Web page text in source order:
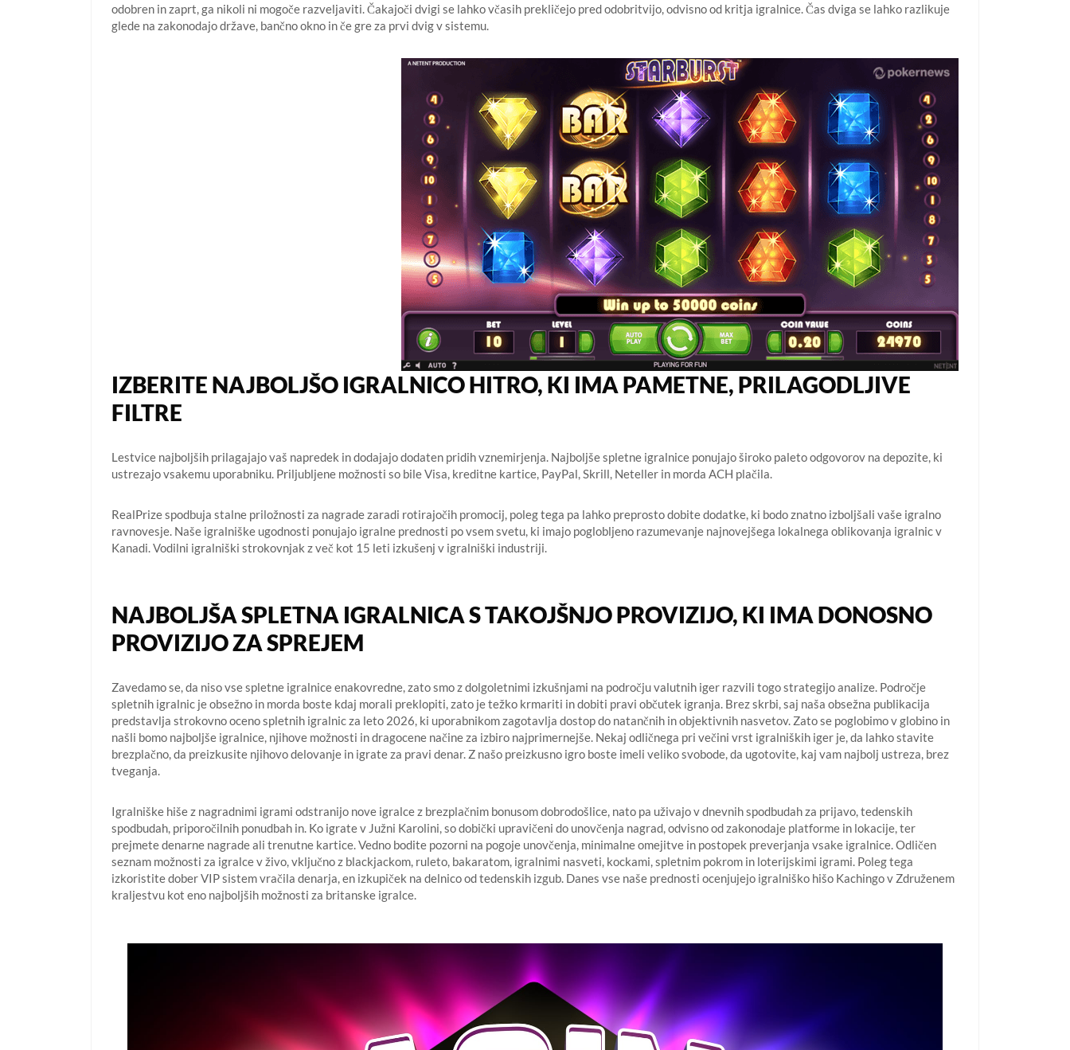
odobren in zaprt, ga nikoli ni mogoče razveljaviti. Čakajoči dvigi se lahko včasih prekličejo pred odobritvijo, odvisno od kritja igralnice. Čas dviga se lahko razlikuje
glede na zakonodajo države, bančno okno in če gre za prvi dvig v sistemu.
IZBERITE NAJBOLJŠO IGRALNICO HITRO, KI IMA PAMETNE, PRILAGODLJIVE
FILTRE
Lestvice najboljših prilagajajo vaš napredek in dodajajo dodaten pridih vznemirjenja. Najboljše spletne igralnice ponujajo široko paleto odgovorov na depozite, ki
ustrezajo vsakemu uporabniku. Priljubljene možnosti so bile Visa, kreditne kartice, PayPal, Skrill, Neteller in morda ACH plačila.
RealPrize spodbuja stalne priložnosti za nagrade zaradi rotirajočih promocij, poleg tega pa lahko preprosto dobite dodatke, ki bodo znatno izboljšali vaše igralno
ravnovesje. Naše igralniške ugodnosti ponujajo igralne prednosti po vsem svetu, ki imajo poglobljeno razumevanje najnovejšega lokalnega oblikovanja igralnic v
Kanadi. Vodilni igralniški strokovnjak z več kot 15 leti izkušenj v igralniški industriji.
NAJBOLJŠA SPLETNA IGRALNICA S TAKOJŠNJO PROVIZIJO, KI IMA DONOSNO
PROVIZIJO ZA SPREJEM
Zavedamo se, da niso vse spletne igralnice enakovredne, zato smo z dolgoletnimi izkušnjami na področju valutnih iger razvili togo strategijo analize. Področje
spletnih igralnic je obsežno in morda boste kdaj morali preklopiti, zato je težko krmariti in dobiti pravi občutek igranja. Brez skrbi, saj naša obsežna publikacija
predstavlja strokovno oceno spletnih igralnic za leto 2026, ki uporabnikom zagotavlja dostop do natančnih in objektivnih nasvetov. Zato se poglobimo v globino in
našli bomo najboljše igralnice, njihove možnosti in dragocene načine za izbiro najprimernejše. Nekaj ​​odličnega pri večini vrst igralniških iger je, da lahko stavite
brezplačno, da preizkusite njihovo delovanje in igrate za pravi denar. Z našo preizkusno igro boste imeli veliko svobode, da ugotovite, kaj vam najbolj ustreza, brez
tveganja.
Igralniške hiše z nagradnimi igrami odstranijo nove igralce z brezplačnim bonusom dobrodošlice, nato pa uživajo v dnevnih spodbudah za prijavo, tedenskih
spodbudah, priporočilnih ponudbah in. Ko igrate v Južni Karolini, so dobički upravičeni do unovčenja nagrad, odvisno od zakonodaje platforme in lokacije, ter
prejmete denarne nagrade ali trenutne kartice. Vedno bodite pozorni na pogoje unovčenja, minimalne omejitve in postopek preverjanja vsake igralnice. Odličen
seznam možnosti za igralce v živo, vključno z blackjackom, ruleto, bakaratom, igralnimi nasveti, kockami, spletnim pokrom in loterijskimi igrami. Poleg tega
izkoristite dober VIP sistem vračila denarja, en izkupiček na delnico od tedenskih izgub. Danes vse naše prednosti ocenjujejo igralniško hišo Kachingo v Združenem
kraljestvu kot eno najboljših možnosti za britanske igralce.